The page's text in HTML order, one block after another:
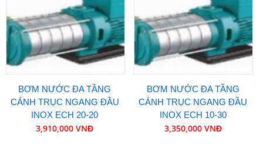
BƠM NƯỚC ĐA TẦNG
CÁNH TRỤC NGANG ĐẦU
INOX ECH 20-20
3,910,000 VNĐ
BƠM NƯỚC ĐA TẦNG
CÁNH TRỤC NGANG ĐẦU
INOX ECH 10-30
3,350,000 VNĐ